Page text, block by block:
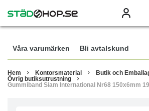
Våra varumärken Bli avtalskund
Hem Kontorsmaterial
Butik och
Övrig butiksutrustning
Gummiband Siam International Nr68 150x6mm